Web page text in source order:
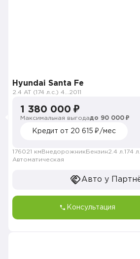
Hyundai Santa Fe
2011
1 380 000 ₽
Максимальная выгодадо 90 000 ₽
Кредит от 20 615 ₽/мес
176021 км Внедорожник Бензин2.4 л. 174
Автоматическая
Авто у
Консультация